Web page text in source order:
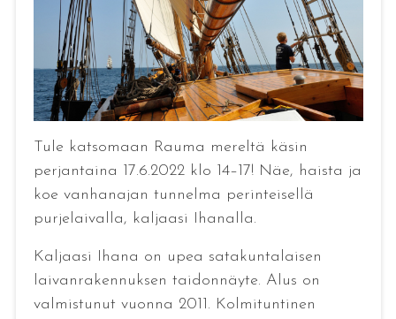
Tule katsomaan Rauma mereltä käsin
perjantaina 17.6.2022 klo 14–17! Näe, haista ja
koe vanhanajan tunnelma perinteisellä
purjelaivalla, kaljaasi Ihanalla.
Kaljaasi Ihana on upea satakuntalaisen
laivanrakennuksen taidonnäyte. Alus on
valmistunut vuonna 2011. Kolmituntinen